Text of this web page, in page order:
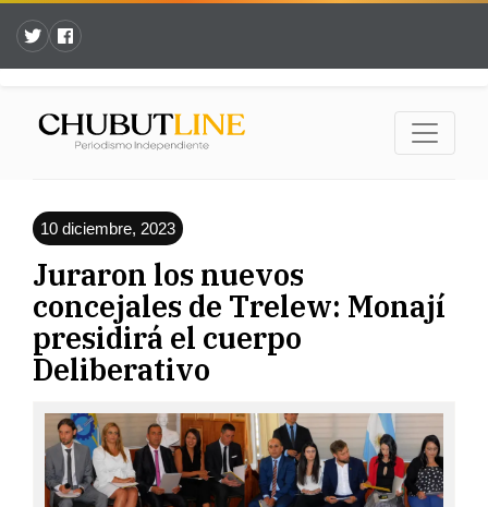
10 diciembre, 2023
Juraron los nuevos
concejales de Trelew: Monají
presidirá el cuerpo
Deliberativo